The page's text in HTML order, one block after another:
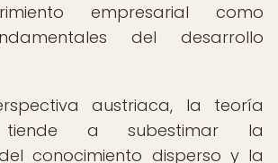
empresarial como
del desarrollo
austriaca, la teoría
tiende a subestimar la
conocimiento disperso y la